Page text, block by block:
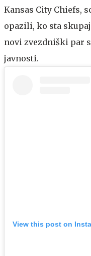
Kansas City Chiefs,
opazili, ko sta
novi zvezdniški par
javnosti.
View this post on